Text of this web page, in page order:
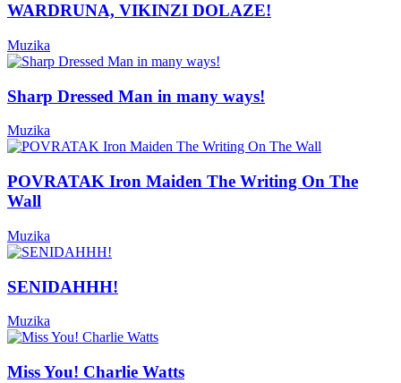
WARDRUNA, VIKINZI DOLAZE!
Muzika
Sharp Dressed Man in many ways!
Muzika
POVRATAK Iron Maiden The Writing On The
Wall
Muzika
SENIDAHHH!
Muzika
Miss You! Charlie Watts